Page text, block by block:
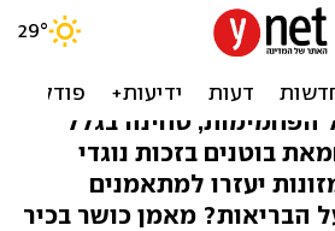
מתאמנים? 10 מזונות שחובה
הפחמימות, טחינה בגלל
בוטנים בזכות נוגדי
איזה 10 מזונות יעזרו למתאמנים
הבריאות? מאמן כושר בכיר